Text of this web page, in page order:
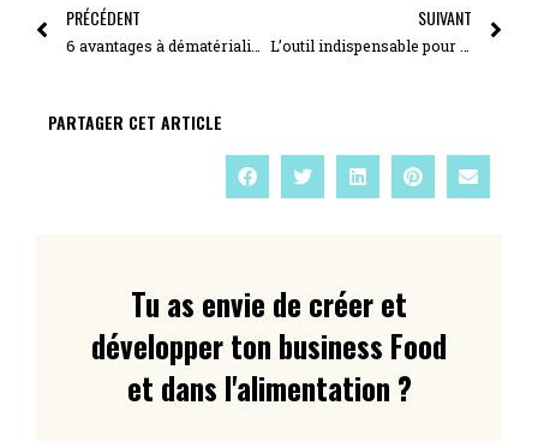
PRÉCÉDENT SUIVANT
PARTAGER CET ARTICLE
Tu as envie de créer et
développer ton business Food
et dans l'alimentation ?